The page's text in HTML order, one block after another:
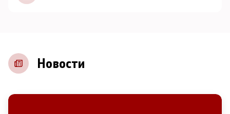
Контакт
Новости